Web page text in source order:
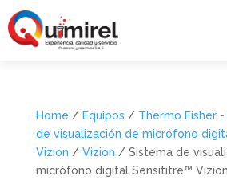
Home / Equipos / Thermo Fisher -
de visualización de micrófono
Vizion / Vizion / Sistema de
micrófono digital Sensititre™